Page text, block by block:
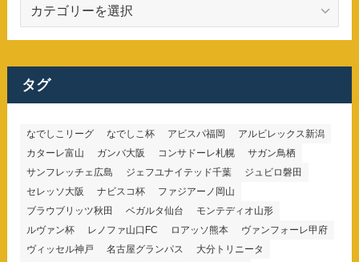
ゴ
ー
タグ
なでしこリーグ なでしこ杯 アビスパ福岡
アルビレックス新潟
カターレ富山
ガンバ大阪 コンサドーレ札幌
サガン鳥栖
サンフレッチェ広島
ジェフユナイテッド千葉
ジュビロ磐田
セレッソ大阪
ナビスコ杯
ファジアーノ岡山
ブラウブリッツ秋田
ベガルタ仙台
モンテディオ山形
ルヴァン杯
レノファ山口FC ロアッソ熊本
ヴァンフォーレ甲府
ヴィッセル神戸
名古屋グランパス
大分トリニータ